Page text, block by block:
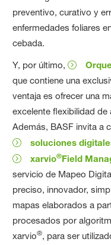
preventivo, curativo y
enfermedades foliares
cebada.
Y, por último,
que contiene una
ventaja es ofrecer una
excelente flexibilidad de
Además, BASF invita a
soluciones
xarvio®Field
servicio de Mapeo
preciso, innovador,
mapas elaborados a
procesados por
xarvio®, para ser